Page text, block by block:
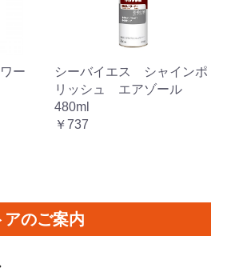
ー
シーバイエス シャインポ
リッシュ エアゾール
480ml
￥737
アのご案内